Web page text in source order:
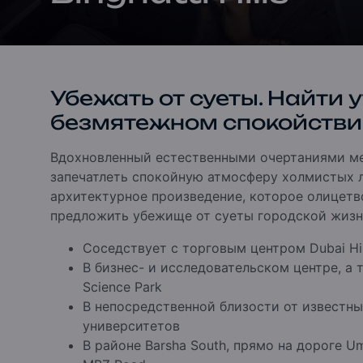
Убежать от суеты. Найти
безмятежном
Вдохновленный естественными очертаниями
запечатлеть спокойную атмосферу холмистых
архитектурное произведение, которое
предложить убежище от суеты городской
Соседствует с торговым центром Dubai
В бизнес- и исследовательском центре, а
Science Park
В непосредственной близости от
университетов
В районе Barsha South, прямо на дороге